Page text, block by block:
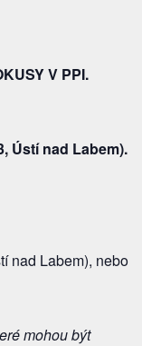
V PPI.
Ústí nad Labem).
nad Labem), nebo
mohou být